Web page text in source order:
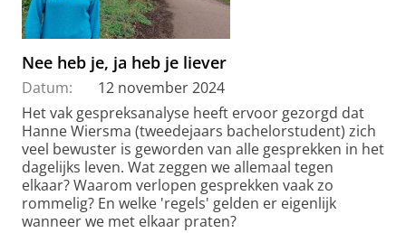
Nee heb je, ja heb je liever
Datum:
12 november 2024
Het vak gespreksanalyse heeft ervoor gezorgd dat
Hanne Wiersma (tweedejaars bachelorstudent) zich
veel bewuster is geworden van alle gesprekken in het
dagelijks leven. Wat zeggen we allemaal tegen
elkaar? Waarom verlopen gesprekken vaak zo
rommelig? En welke 'regels' gelden er eigenlijk
wanneer we met elkaar praten?